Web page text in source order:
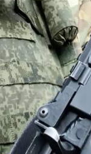
(что
ДНР, ЛНР, на
днём и ночью
хищным клювам.
родные пенаты он
командование
воина с
на малой
орденами
Москве